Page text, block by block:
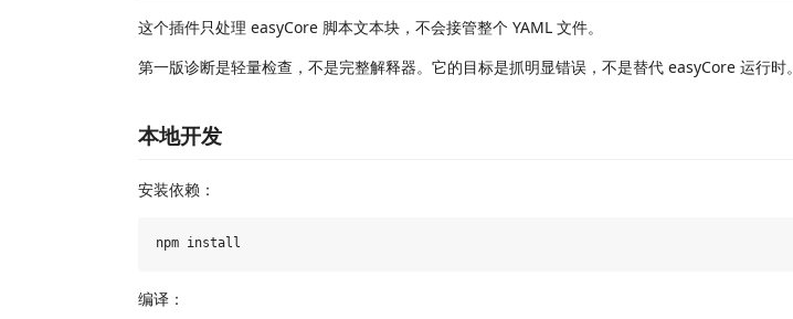
这个插件只处理 easyCore 脚本文本块，不会接管整个 YAML 文件。
第一版诊断是轻量检查，不是完整解释器。它的目标是抓明显错误，不是替代 easyCore 运行时。
本地开发
安装依赖：
编译：